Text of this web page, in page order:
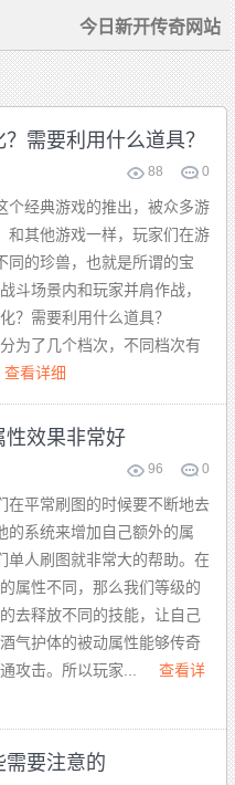
今日新开传奇网站
需要利用什么道具？
88 0
经典游戏的推出，被众多游
和其他游戏一样，玩家们在游
同的珍兽，也就是所谓的宝
斗场景内和玩家并肩作战，
化？需要利用什么道具？
为了几个档次，不同档次有
查看详细
性效果非常好
96 0
平常刷图的时候要不断地去
的系统来增加自己额外的属
单人刷图就非常大的帮助。在
属性不同，那么我们等级的
去释放不同的技能，让自己
气护体的被动属性能够传奇
攻击。所以玩家...
查看详
需要注意的